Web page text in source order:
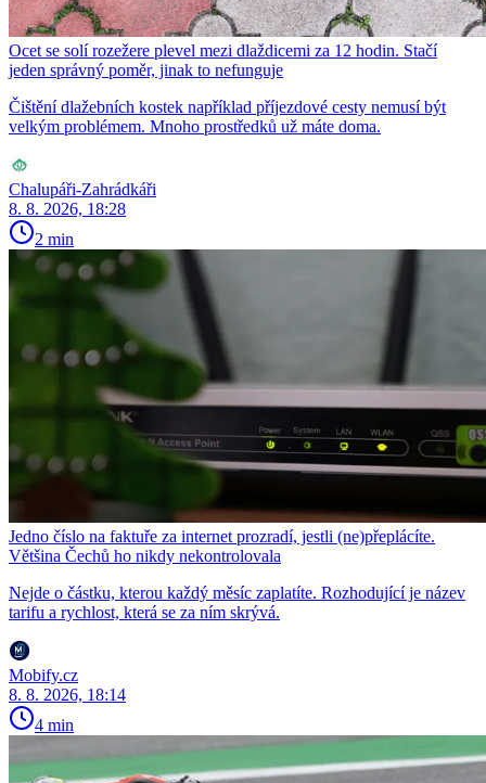
Ocet se solí rozežere plevel mezi dlaždicemi za 12 hodin. Stačí
jeden správný poměr, jinak to nefunguje
Čištění dlažebních kostek například příjezdové cesty nemusí být
velkým problémem. Mnoho prostředků už máte doma.
Chalupáři-Zahrádkáři
8. 8. 2026, 18:28
2 min
Jedno číslo na faktuře za internet prozradí, jestli (ne)přeplácíte.
Většina Čechů ho nikdy nekontrolovala
Nejde o částku, kterou každý měsíc zaplatíte. Rozhodující je název
tarifu a rychlost, která se za ním skrývá.
Mobify.cz
8. 8. 2026, 18:14
4 min